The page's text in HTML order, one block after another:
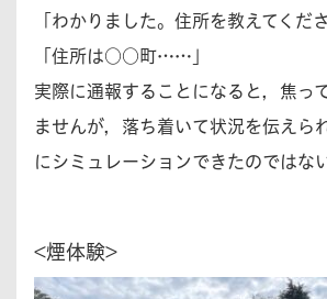
「わかりました。住所を教えてくだ
「住所は○○町……」
実際に通報することになると，焦っ
ませんが，落ち着いて状況を伝えら
にシミュレーションできたのではな
<煙体験>